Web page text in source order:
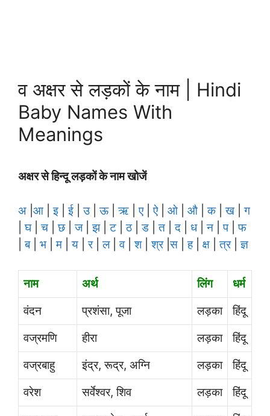
व अक्षर से लड़कों के नाम | Hindi
Baby Names With
Meanings
अक्षर से हिन्दू लड़कों के नाम खोजें
अ आ |इ |ई |उ|ऊ|ऋ ए|ऐ| ओ औ |क|ख |ग
|घ|च |छ|ज|झ|ट |ठ|ड |त |द ध| न प|फ
ब| भ|म |य |र|ल|व|श|श्र|स |ह| क्ष त्र|ज्ञ
नाम अर्थ लिंग
धर्म
वंदन
प्रशंसा, पूजा लड़का
हिंदू
वज्रमणि
हीरा लड़का
हिंदू
वज्रबाहु
इंद्र, रूद्र, अग्नि लड़का
हिंदू
वरेश
सर्वेश्वर, शिव लड़का
हिंदू